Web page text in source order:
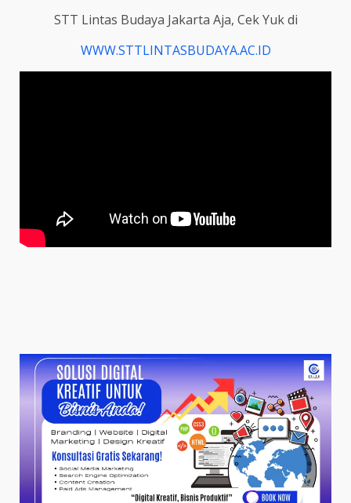
STT Lintas Budaya Jakarta Aja, Cek Yuk di
WWW.STTLINTASBUDAYA.AC.ID